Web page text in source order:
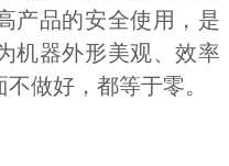
产品的安全使用，是
机器外形美观、效率
做好，都等于零。